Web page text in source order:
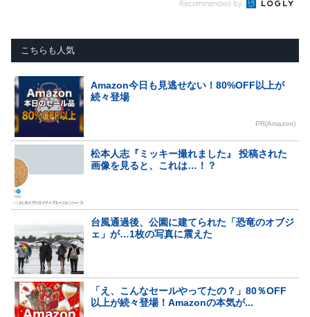
Recommended by
こちらも人気
Amazon今日も見逃せない！80%OFF以上が
続々登場
PR(Amazon)
松本人志『ミッキー撮れました』 投稿された
画像を見ると、これは…！？
台風通過後、公園に建てられた「恐竜のオブジ
ェ」が…1枚の写真に震えた
「え、こんなセールやってたの？」80％OFF
以上が続々登場！Amazonの本気が...